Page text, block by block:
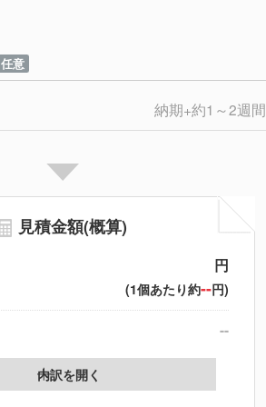
任意
納期+約1～2週間
見積金額(概算)
円
(1個あたり約--円)
--
内訳を開く